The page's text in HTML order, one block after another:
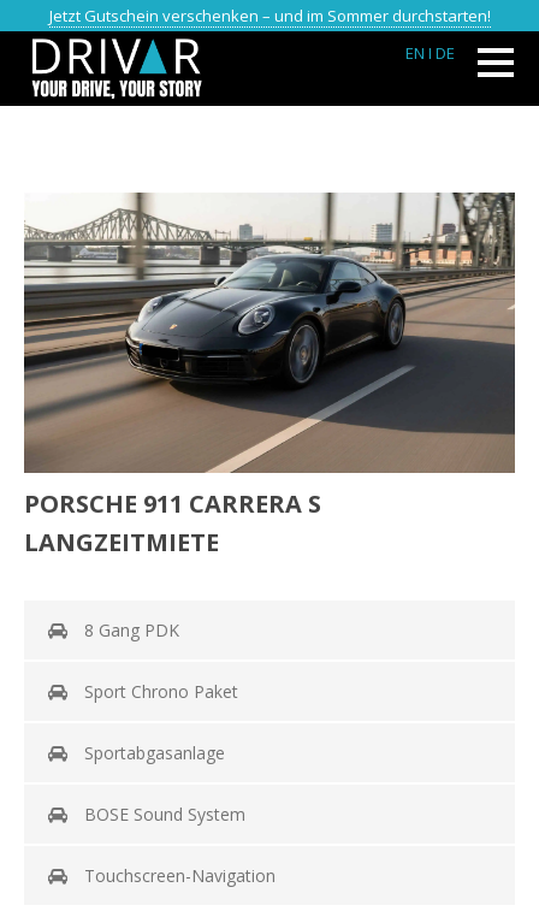
Jetzt Gutschein verschenken – und im Sommer durchstarten!
EN I DE
PORSCHE 911 CARRERA S
LANGZEITMIETE
8 Gang PDK
Sport Chrono Paket
Sportabgasanlage
BOSE Sound System
Touchscreen-Navigation